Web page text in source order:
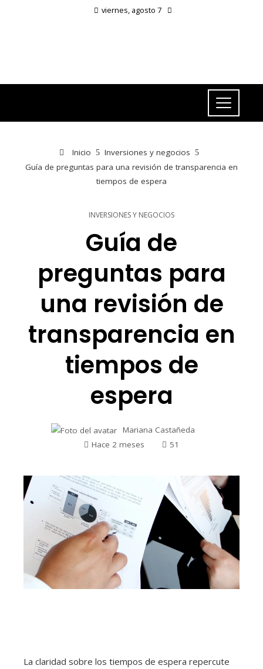
viernes, agosto 7
Inicio
Inversiones y negocios
Guía de preguntas para una revisión de transparencia en
tiempos de espera
INVERSIONES Y NEGOCIOS
Guía de
preguntas para
una revisión de
transparencia en
tiempos de
espera
Mariana Castañeda
Hace 2 meses
51
La claridad sobre los tiempos de espera repercute